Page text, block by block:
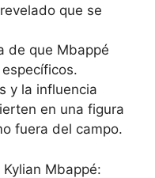
que se
de que Mbappé
y la influencia
en una figura
fuera del campo.
Mbappé: